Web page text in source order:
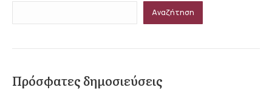
Αναζήτηση
Πρόσφατες δημοσιεύσεις